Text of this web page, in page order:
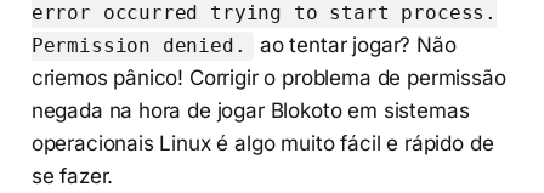
error occurred trying to start process.
Permission denied.
ao tentar jogar? Não
criemos pânico! Corrigir o problema de permissão
negada na hora de jogar Blokoto em sistemas
operacionais Linux é algo muito fácil e rápido de
se fazer.